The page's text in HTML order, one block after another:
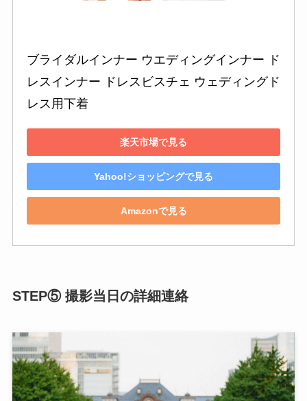
ブライダルインナー ウエディングインナー ド
レスインナー ドレスビスチェ ウェディングド
レス用下着
楽天市場で見る
Yahoo!ショッピングで見る
Amazonで見る
STEP⑤ 撮影当日の詳細連絡